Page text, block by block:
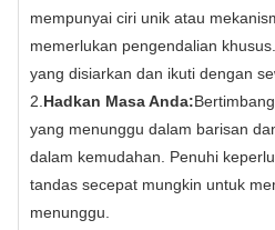
mempunyai ciri unik atau
memerlukan pengendalian
yang disiarkan dan ikuti dengan
2.Hadkan Masa Anda:
yang menunggu dalam barisan
dalam kemudahan. Penuhi
tandas secepat mungkin untuk
menunggu.